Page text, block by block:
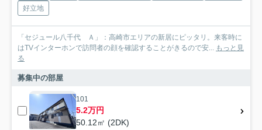
好立地
「セジュール八千代 Ａ」：高崎市エリアの新居にピッタリ。来客時に
はTVインターホンで訪問者の顔を確認することがきるので安...
もっと見
る
募集中の部屋
101
5.2万円
50.12㎡ (2DK)